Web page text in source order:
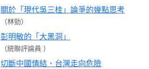
關於「現代吳三桂」論爭的幾點思考
（林勁）
彭明敏的「大黑洞」
（統聯評論員 ）
切斷中國情結、台灣走向危險